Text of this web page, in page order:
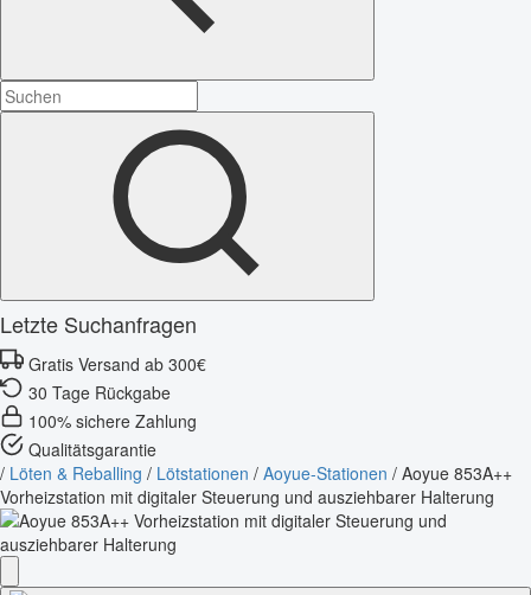
Letzte Suchanfragen
Gratis Versand ab 300€
30 Tage Rückgabe
100% sichere Zahlung
Qualitätsgarantie
/ Löten & Reballing / Lötstationen / Aoyue-Stationen / Aoyue 853A++
Vorheizstation mit digitaler Steuerung und ausziehbarer Halterung